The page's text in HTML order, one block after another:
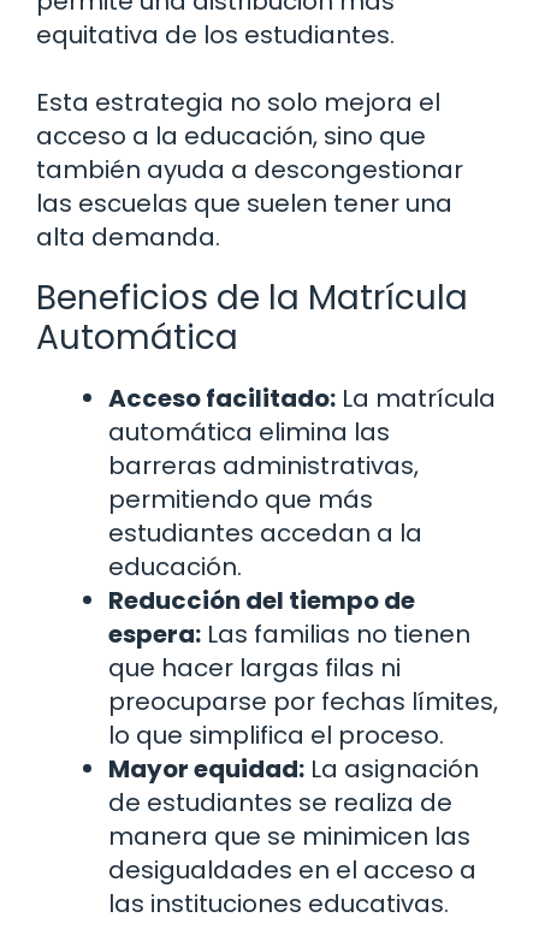
equitativa de los estudiantes.
Esta estrategia no solo mejora el
acceso a la educación, sino que
también ayuda a descongestionar
las escuelas que suelen tener una
alta demanda.
Beneficios de la Matrícula
Automática
Acceso facilitado: La matrícula
automática elimina las
barreras administrativas,
permitiendo que más
estudiantes accedan a la
educación.
Reducción del tiempo de
espera: Las familias no tienen
que hacer largas filas ni
preocuparse por fechas límites,
lo que simplifica el proceso.
Mayor equidad: La asignación
de estudiantes se realiza de
manera que se minimicen las
desigualdades en el acceso a
las instituciones educativas.